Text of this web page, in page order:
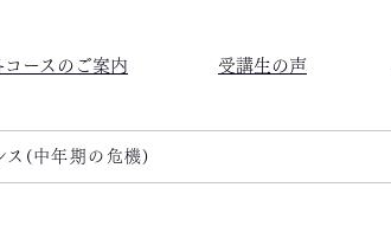
コースのご案内 受講生の声
ス(中年期の危機)